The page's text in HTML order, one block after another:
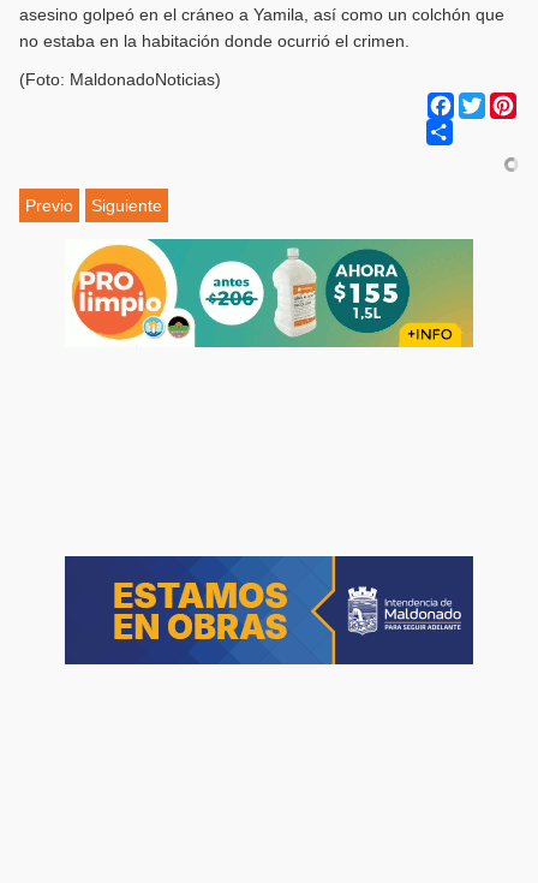
asesino golpeó en el cráneo a Yamila, así como un colchón que
no estaba en la habitación donde ocurrió el crimen.
(Foto: MaldonadoNoticias)
Facebook
Twitter
Previo Siguiente